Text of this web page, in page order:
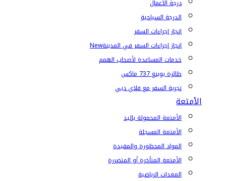
درجة الأعمال
الدرجة السياحية
إنجاز إجراءات السفر
إنجاز إجراءات السفر في المدينةNew
خدمات المساعدة لأصحاب الهمم
طائرة بوينغ 737 ماكس
تجربة السفر مع فلاي دبي
الأمتعة
الأمتعة المحمولة باليد
الأمتعة المسجلة
المواد المحظورة والمقيدة
الأمتعة المتأخرة أو المتضررة
المعدات الرياضية